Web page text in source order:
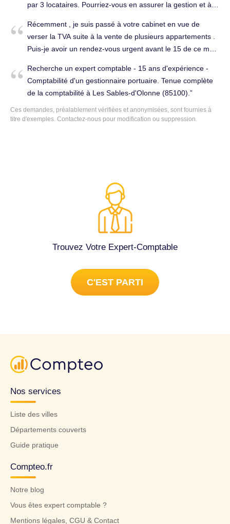
par 3 locataires. Pourriez-vous en assurer la gestion et à
comptabilité à Les Sables-d'Olonne (85100).
Récemment , je suis passé à votre cabinet en vue de
verser la TVA suite à la vente de plusieurs appartements .
Puis-je avoir un rendez-vous urgent avant le 15 de ce mois
Déclarations fiscales à Les Sables-d'Olonne (85340).
Recherche un expert comptable - 15 ans d'expérience -
Comptabilité d'un gestionnaire portuaire. Tenue complète
de la comptabilité à Les Sables-d'Olonne (85100).
Ces demandes, préalablement vérifiées et anonymisées, sont fournies à
titre d'exemples. Contactez-nous pour modification ou suppression.
Trouvez Votre Expert-Comptable
C'EST PARTI
Nos services
Liste des villes
Départements couverts
Guide pratique
Compteo.fr
Notre blog
Vous êtes expert comptable ?
Mentions légales, CGU & Contact